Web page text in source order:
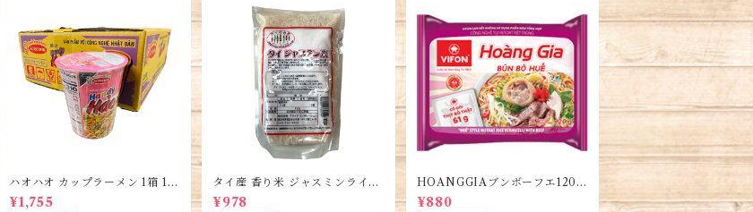
ハオハオ カップラーメン 1箱 12
個入り・Hao Hao Instant No
odles・Mì Hảo Hảo cốc
¥1,755
タイ産 香り米 ジャスミンライス
450g (2袋)・Thai Jasmine Ric
e・Gao Thai
¥978
HOANGGIAブンボーフエ120g
(5袋)・Bún Bò Huế
¥880